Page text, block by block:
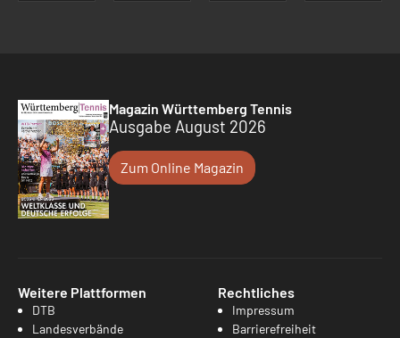
Magazin Württemberg Tennis
Ausgabe August 2026
Zum Online Magazin
Weitere Plattformen
DTB
Landesverbände
Rechtliches
Impressum
Barrierefreiheit